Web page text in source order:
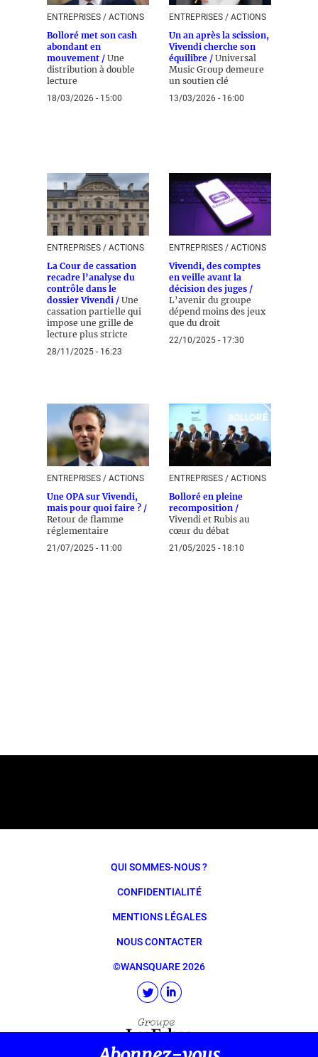
ENTREPRISES / ACTIONS
Bolloré met son cash
abondant en
mouvement / Une
distribution à double
lecture
18/03/2026 - 15:00
ENTREPRISES / ACTIONS
Un an après la scission,
Vivendi cherche son
équilibre / Universal
Music Group demeure
un soutien clé
13/03/2026 - 16:00
ENTREPRISES / ACTIONS
La Cour de cassation
recadre l’analyse du
contrôle dans le
dossier Vivendi / Une
cassation partielle qui
impose une grille de
lecture plus stricte
28/11/2025 - 16:23
ENTREPRISES / ACTIONS
Vivendi, des comptes
en veille avant la
décision des juges /
L’avenir du groupe
dépend moins des jeux
que du droit
22/10/2025 - 17:30
ENTREPRISES / ACTIONS
Une OPA sur Vivendi,
mais pour quoi faire ? /
Retour de flamme
réglementaire
21/07/2025 - 11:00
ENTREPRISES / ACTIONS
Bolloré en pleine
recomposition /
Vivendi et Rubis au
cœur du débat
21/05/2025 - 18:10
QUI SOMMES-NOUS ?
CONFIDENTIALITÉ
MENTIONS LÉGALES
NOUS CONTACTER
©WANSQUARE 2026